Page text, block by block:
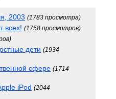
2003 (1783 просмотра)
всех! (1758 просмотров)
дети (1934
сфере (1714
iPod (2044